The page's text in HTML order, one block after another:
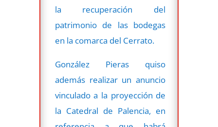
la recuperación del
patrimonio de las bodegas
en la comarca del Cerrato.
González Pieras quiso
además realizar un anuncio
vinculado a la proyección de
la Catedral de Palencia, en